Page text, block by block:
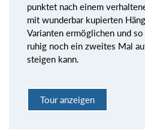
punktet nach einem
mit wunderbar kupierten
Varianten ermöglichen und
ruhig noch ein zweites Mal
steigen kann.
Tour anzeigen